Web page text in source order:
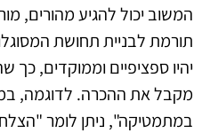
המשוב יכול להגיע מהורים,
תורמת לבניית תחושת
יהיו ספציפיים וממוקדים, כך
מקבל את ההכרה. לדוגמה,
במתמטיקה", ניתן לומר